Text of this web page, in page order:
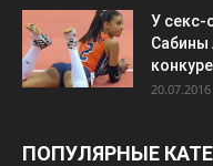
У секс-
Сабины
20.07.2016
ПОПУЛЯРНЫЕ